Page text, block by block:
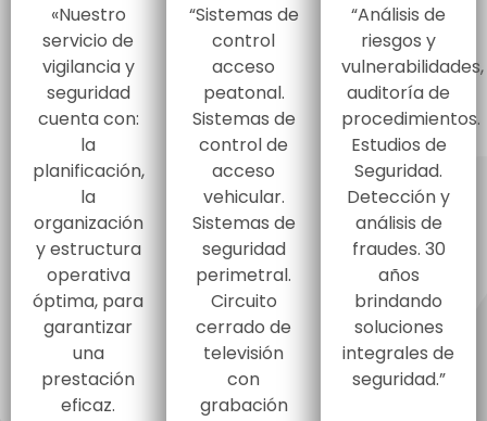
«Nuestro
servicio de
vigilancia y
seguridad
cuenta con:
la
planificación,
la
organización
y estructura
operativa
óptima, para
garantizar
una
prestación
eficaz.
“Sistemas de
control
acceso
peatonal.
Sistemas de
control de
acceso
vehicular.
Sistemas de
seguridad
perimetral.
Circuito
cerrado de
televisión
con
grabación
“Análisis de
riesgos y
vulnerabilidades,
auditoría de
procedimientos.
Estudios de
Seguridad.
Detección y
análisis de
fraudes. 30
años
brindando
soluciones
integrales de
seguridad.”